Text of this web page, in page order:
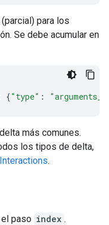
para los
Se debe acumular en
{"type" :
más comunes.
los tipos de delta,
.
paso index .